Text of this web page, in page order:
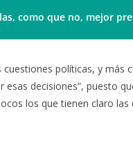
como que no, mejor
políticas, y más
decisiones”, puesto
los que tienen claro